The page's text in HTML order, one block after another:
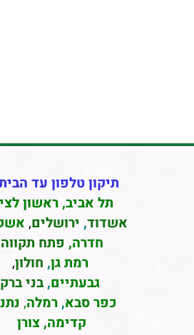
תיקון טלפון עד
תל אביב, ראשון
אשדוד, ירושלים,
חדרה, פתח
רמת גן, חולון,
גבעתיים, בני ברק
כפר סבא, רמלה,
קדימה, צורן